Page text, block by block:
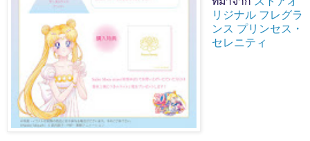
リジナル フレグラ
ンス プリンセス・
セレニティ